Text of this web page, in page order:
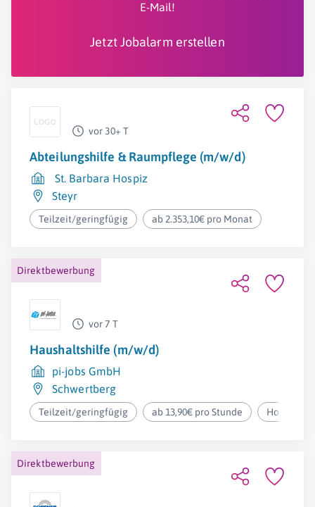
E-Mail!
Jetzt Jobalarm erstellen
vor 30+ T
Abteilungshilfe & Raumpflege (m/w/d)
St. Barbara Hospiz
Steyr
Teilzeit/geringfügig ab 2.353,10€ pro Monat
Direktbewerbung
vor 7 T
Haushaltshilfe (m/w/d)
pi-jobs GmbH
Schwertberg
Teilzeit/geringfügig ab 13,90€ pro Stunde
Direktbewerbung